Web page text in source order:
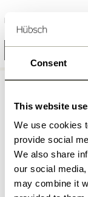
Consent
This website
We use cookies
provide social
We also share
our social
may combine it
Pipe Lampadaire Laiton
2.349,00kr.